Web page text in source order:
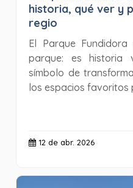
historia, qué ver y
regio
El Parque
parque: es historia
símbolo de
los espacios favoritos
12 de abr. 2026